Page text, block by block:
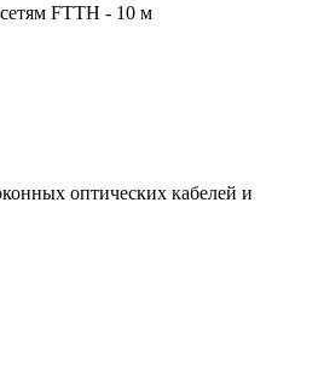
FTTH - 10 м
оптических кабелей и